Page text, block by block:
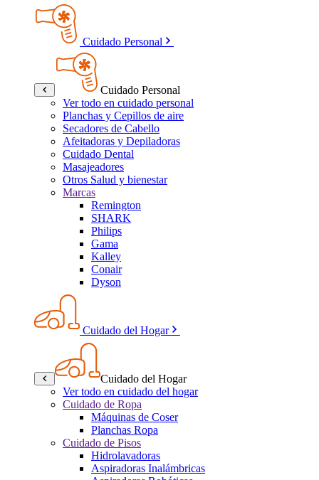
Cuidado Personal
Cuidado Personal
Ver todo en cuidado personal
Planchas y Cepillos de aire
Secadores de Cabello
Afeitadoras y Depiladoras
Cuidado Dental
Masajeadores
Otros Salud y bienestar
Marcas
Remington
SHARK
Philips
Gama
Kalley
Conair
Dyson
Cuidado del Hogar
Cuidado del Hogar
Ver todo en cuidado del hogar
Cuidado de Ropa
Máquinas de Coser
Planchas Ropa
Cuidado de Pisos
Hidrolavadoras
Aspiradoras Inalámbricas